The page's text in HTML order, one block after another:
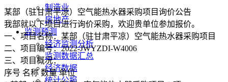
制造业
房地产
监测预测
经济监测分析
监测数据汇总
经济数据
统计公报
某部（驻甘肃平凉）空气能热水器采购项目询价公告
我部就以下项目进行询价采购，欢迎贵单位参加报价。
一、项目名称：某部（驻甘肃平凉）空气能热水器采购项目
二、项目编号：2022-JWYZDI-W4006
三、项目概况：
序号 名称 数量 单位